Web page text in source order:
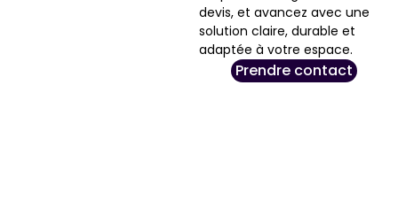
devis, et avancez avec une
solution claire, durable et
adaptée à votre espace.
Prendre contact